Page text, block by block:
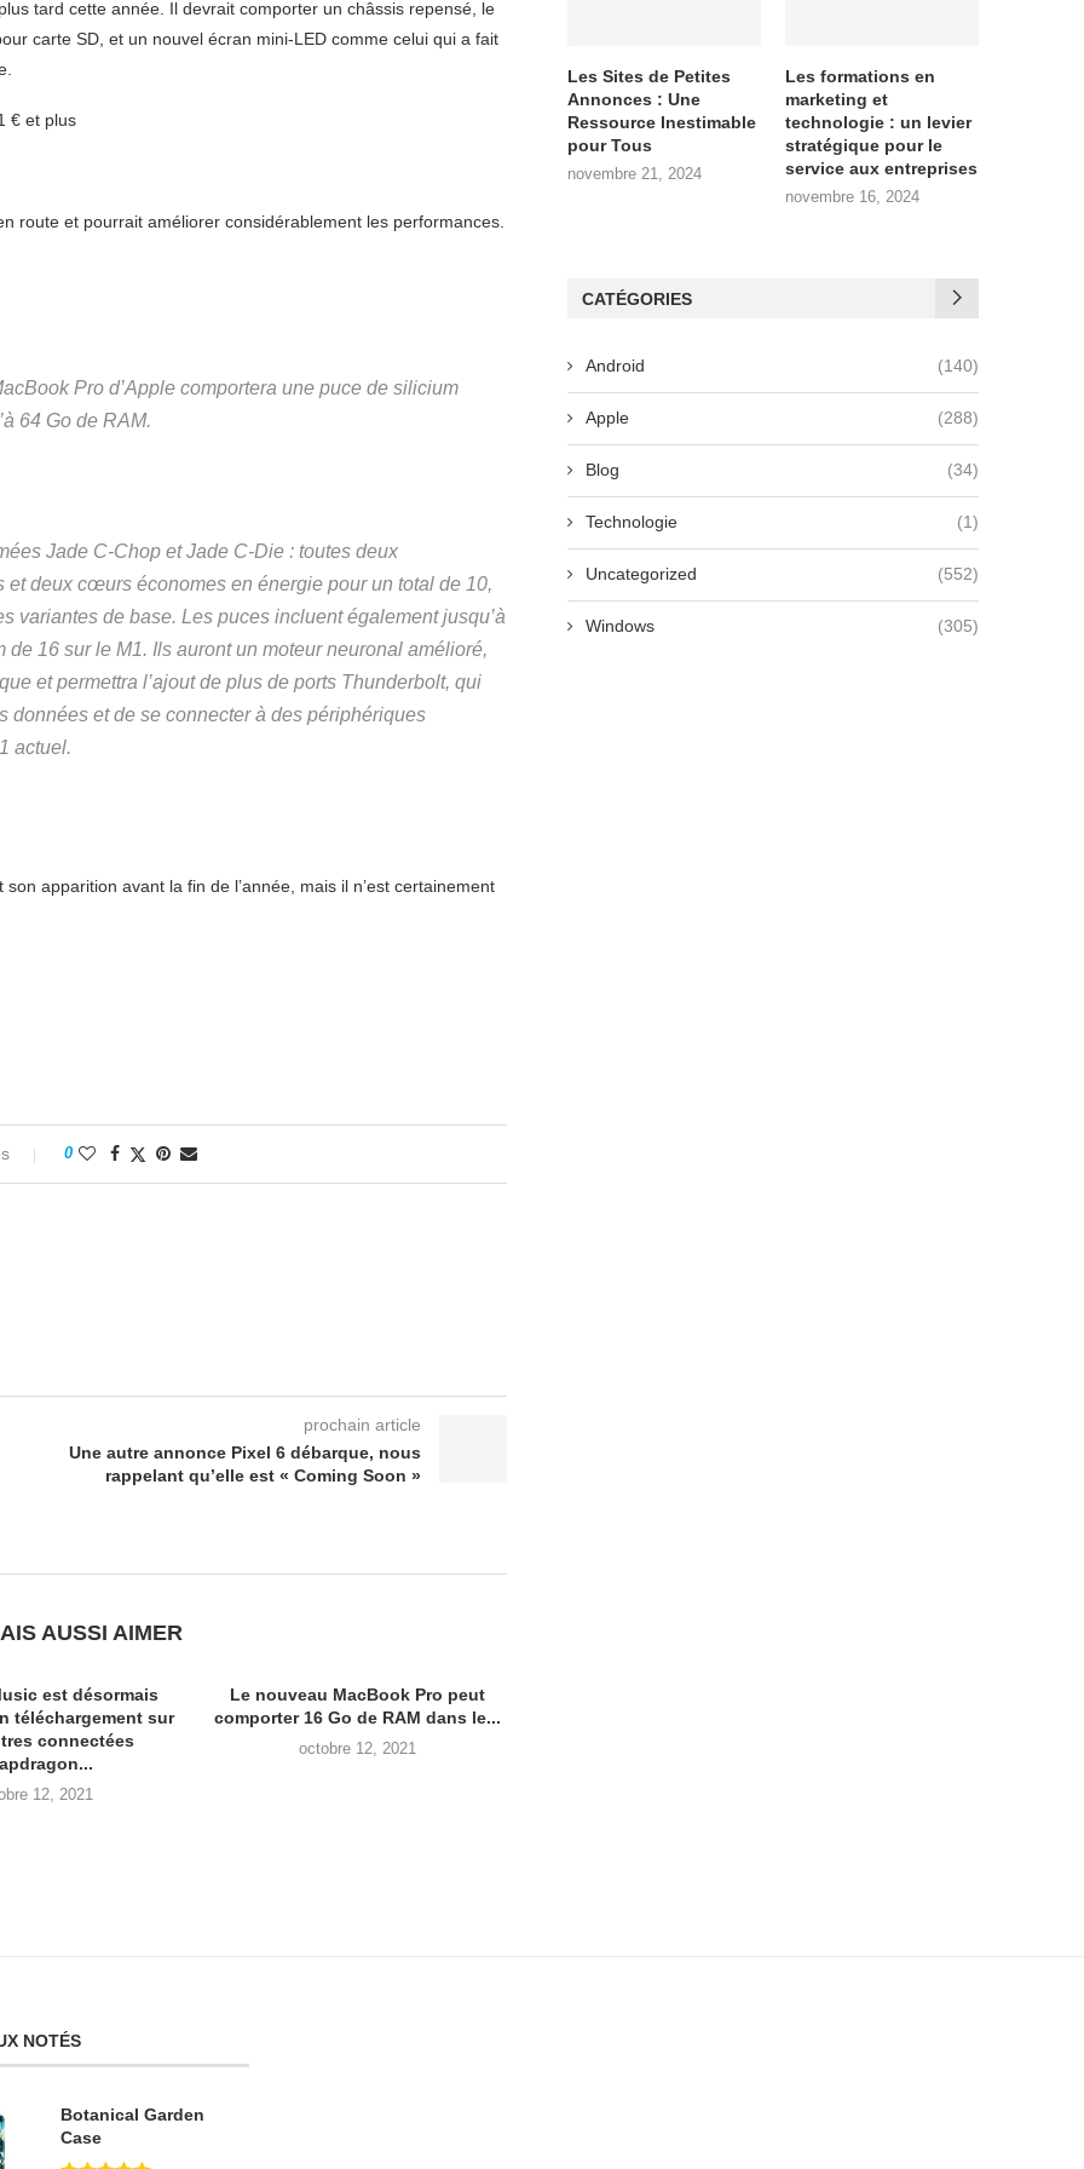
tard cette année. Il devrait comporter un châssis repensé, le
carte SD, et un nouvel écran mini-LED comme celui qui a fait
€ et plus
route et pourrait améliorer considérablement les performances.
Pro d’Apple comportera une puce de silicium
64 Go de RAM.
Jade C-Chop et Jade C-Die : toutes deux
deux cœurs économes en énergie pour un total de 10,
variantes de base. Les puces incluent également jusqu’à
16 sur le M1. Ils auront un moteur neuronal amélioré,
et permettra l’ajout de plus de ports Thunderbolt, qui
données et de se connecter à des périphériques
actuel.
apparition avant la fin de l’année, mais il n’est certainement
0
prochain article
Une autre annonce Pixel 6 débarque, nous
rappelant qu’elle est « Coming Soon »
AUSSI AIMER
est désormais
téléchargement sur
connectées
12, 2021
Le nouveau MacBook Pro peut
comporter 16 Go de RAM dans le...
octobre 12, 2021
Les Sites de Petites
Annonces : Une
Ressource Inestimable
pour Tous
novembre 21, 2024
Les formations en
marketing et
technologie : un levier
stratégique pour le
service aux entreprises
novembre 16, 2024
CATÉGORIES
Android (140)
Apple (288)
Blog (34)
Technologie (1)
Uncategorized (552)
Windows (305)
NOTÉS
Botanical Garden
Case